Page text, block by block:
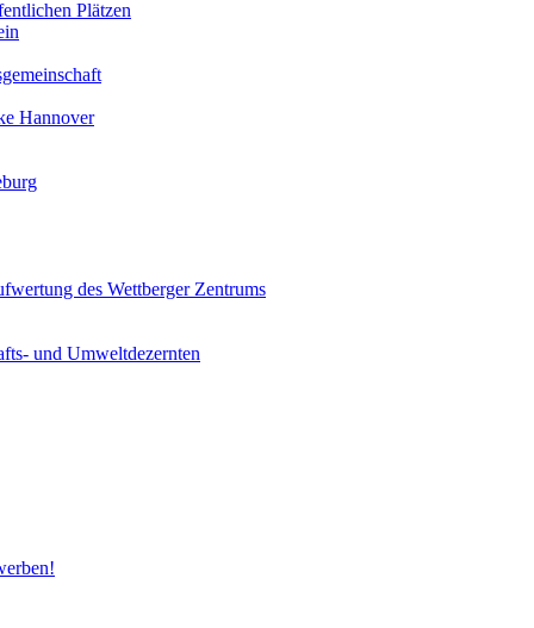
Plätzen
Hannover
des Wettberger Zentrums
und Umweltdezernten